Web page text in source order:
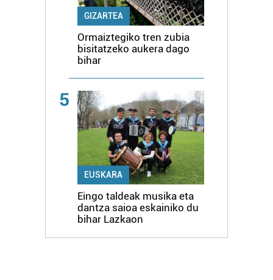
GIZARTEA
Ormaiztegiko tren zubia
bisitatzeko aukera dago
bihar
5
EUSKARA
Eingo taldeak musika eta
dantza saioa eskainiko du
bihar Lazkaon